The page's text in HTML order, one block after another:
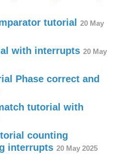
tutorial
20 May
with interrupts 20 May
Phase correct and
tutorial with
counting
interrupts 20 May 2025